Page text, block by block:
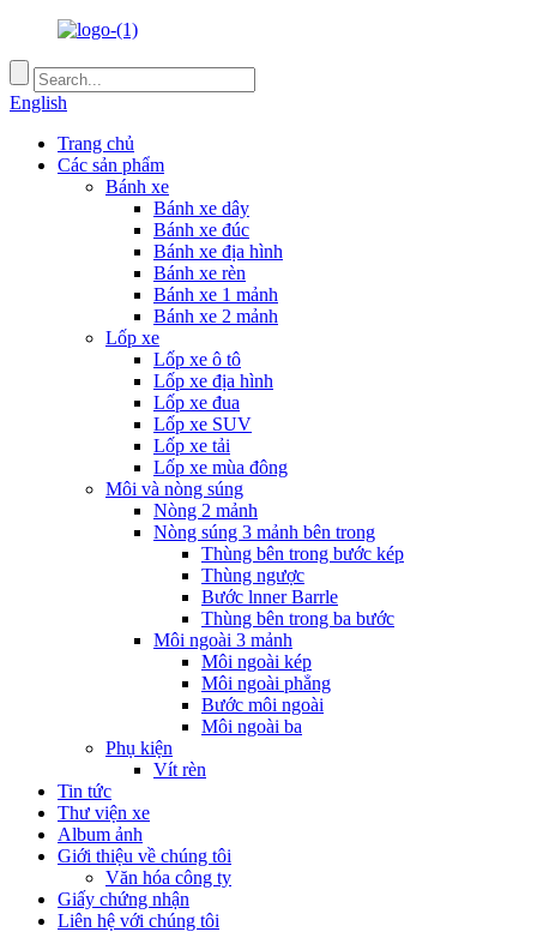
English
Trang chủ
Các sản phẩm
Bánh xe
Bánh xe dây
Bánh xe đúc
Bánh xe địa hình
Bánh xe rèn
Bánh xe 1 mảnh
Bánh xe 2 mảnh
Lốp xe
Lốp xe ô tô
Lốp xe địa hình
Lốp xe đua
Lốp xe SUV
Lốp xe tải
Lốp xe mùa đông
Môi và nòng súng
Nòng 2 mảnh
Nòng súng 3 mảnh bên trong
Thùng bên trong bước kép
Thùng ngược
Bước lnner Barrle
Thùng bên trong ba bước
Môi ngoài 3 mảnh
Môi ngoài kép
Môi ngoài phẳng
Bước môi ngoài
Môi ngoài ba
Phụ kiện
Vít rèn
Tin tức
Thư viện xe
Album ảnh
Giới thiệu về chúng tôi
Văn hóa công ty
Giấy chứng nhận
Liên hệ với chúng tôi